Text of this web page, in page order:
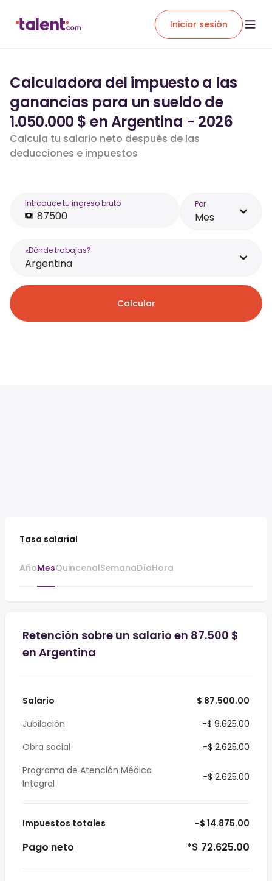
Iniciar sesión
Calculadora del impuesto a las
ganancias para un sueldo de
1.050.000 $ en Argentina - 2026
Calcula tu salario neto después de las
deducciones e impuestos
Introduce tu ingreso bruto Por
Mes
¿Dónde trabajas?
Argentina
Calcular
Tasa salarial
AñoMesQuincenalSemanaDíaHora
Retención sobre un salario en 87.500 $
en Argentina
Salario
$ 87.500.00
Jubilación
-$ 9.625.00
Obra social
-$ 2.625.00
Programa de Atención Médica
Integral
-$ 2.625.00
Impuestos totales -$ 14.875.00
Pago neto *$ 72.625.00